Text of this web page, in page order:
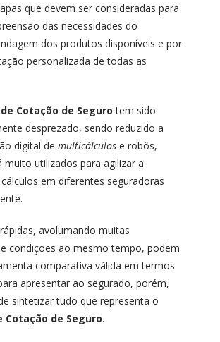
que devem ser consideradas para
das necessidades do
dos produtos disponíveis e por
personalizada de todas as
Cotação de Seguro tem sido
desprezado, sendo reduzido a
digital demulticálculos e robôs,
muito utilizados para agilizar a
em diferentes seguradoras
avolumando muitas
condições ao mesmo tempo, podem
comparativa válida em termos
apresentar ao segurado, porém,
sintetizar tudo que representa o
Cotação de Seguro.